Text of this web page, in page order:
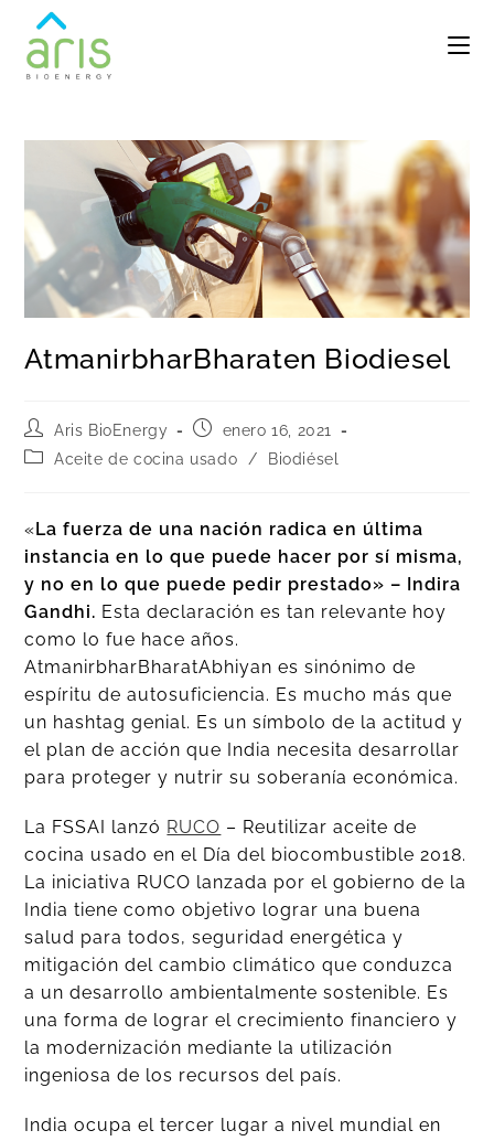
AtmanirbharBharaten Biodiesel
Aris BioEnergy
enero 16, 2021
Aceite de cocina usado
/ Biodiésel
« La fuerza de una nación radica en última
instancia en lo que puede hacer por sí misma,
y no en lo que puede pedir prestado» – Indira
Gandhi. Esta declaración es tan relevante hoy
como lo fue hace años.
AtmanirbharBharatAbhiyan es sinónimo de
espíritu de autosuficiencia. Es mucho más que
un hashtag genial. Es un símbolo de la actitud y
el plan de acción que India necesita desarrollar
para proteger y nutrir su soberanía económica.
La FSSAI lanzó RUCO – Reutilizar aceite de
cocina usado en el Día del biocombustible 2018.
La iniciativa RUCO lanzada por el gobierno de la
India tiene como objetivo lograr una buena
salud para todos, seguridad energética y
mitigación del cambio climático que conduzca
a un desarrollo ambientalmente sostenible. Es
una forma de lograr el crecimiento financiero y
la modernización mediante la utilización
ingeniosa de los recursos del país.
India ocupa el tercer lugar a nivel mundial en